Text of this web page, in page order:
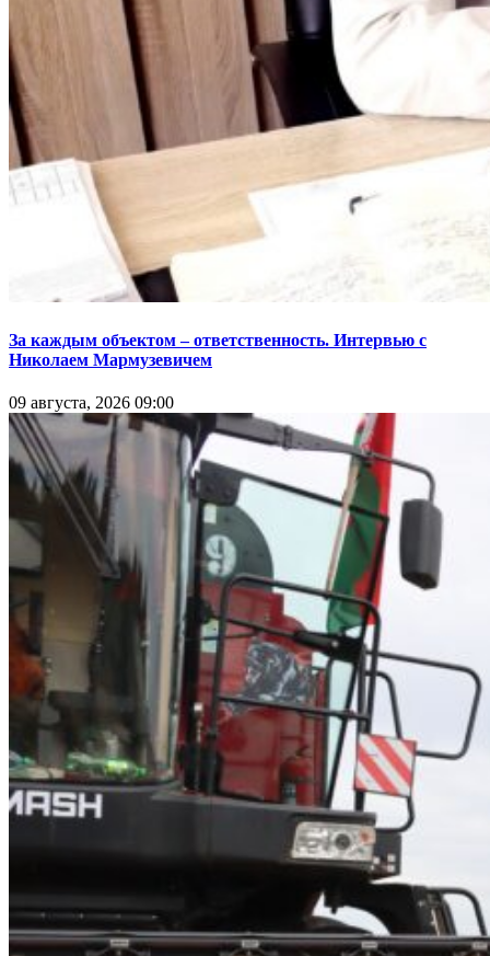
За каждым объектом – ответственность. Интервью с
Николаем Мармузевичем
09 августа, 2026 09:00